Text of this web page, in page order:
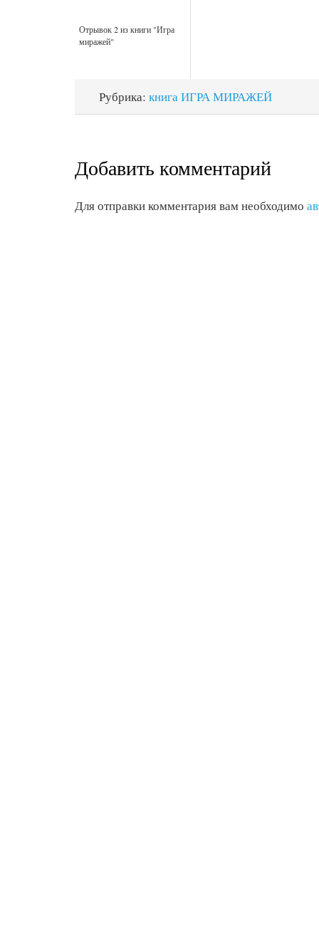
Отрывок 2 из книги "Игра
миражей"
Рубрика: книга ИГРА МИРАЖЕЙ
Добавить комментарий
Для отправки комментария вам необходимо